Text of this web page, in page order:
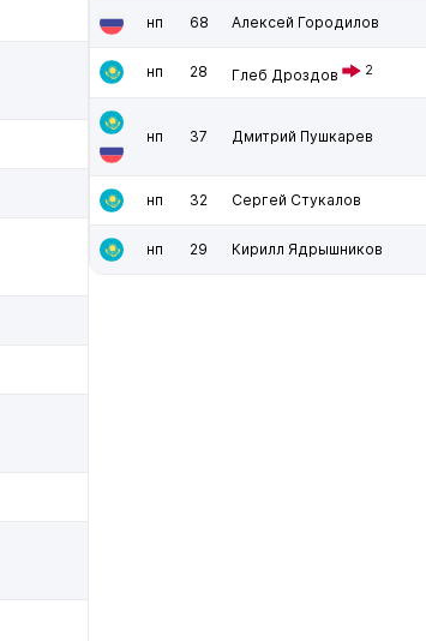
нп 68 Алексей Городилов
нп 28 Глеб Дроздов 2
нп 37 Дмитрий Пушкарев
нп 32 Сергей Стукалов
нп 29 Кирилл Ядрышников